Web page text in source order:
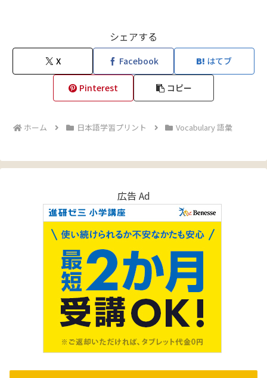
シェアする
X Facebook はてブ
Pinterest コピー
ホーム 日本語学習プリント Vocabulary 語彙
広告 Ad